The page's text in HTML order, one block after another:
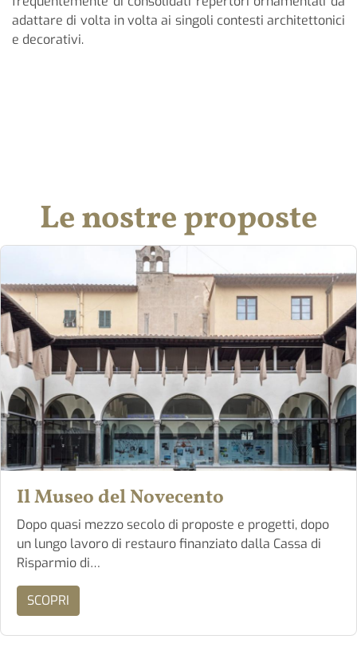
adattare di volta in volta ai singoli contesti architettonici
e decorativi.
Le nostre proposte
Il Museo del Novecento
Dopo quasi mezzo secolo di proposte e progetti, dopo
un lungo lavoro di restauro finanziato dalla Cassa di
Risparmio di…
SCOPRI